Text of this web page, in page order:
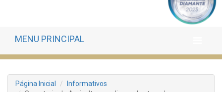
MENU PRINCIPAL
Página Inicial
Informativos